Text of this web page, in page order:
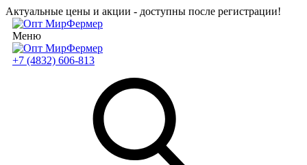
Актуальные цены и акции - доступны после регистрации!
Меню
+7 (4832) 606-813